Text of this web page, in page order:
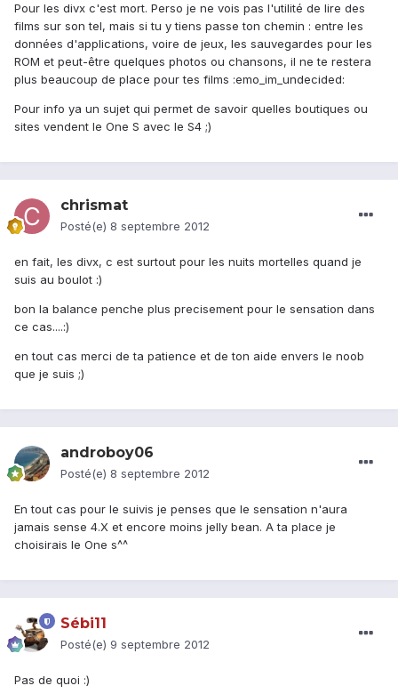
Pour les divx c'est mort. Perso je ne vois pas l'utilité de lire des
films sur son tel, mais si tu y tiens passe ton chemin : entre les
données d'applications, voire de jeux, les sauvegardes pour les
ROM et peut-être quelques photos ou chansons, il ne te restera
plus beaucoup de place pour tes films :emo_im_undecided:
Pour info ya un sujet qui permet de savoir quelles boutiques ou
sites vendent le One S avec le S4 ;)
chrismat
Posté(e) 8 septembre 2012
en fait, les divx, c est surtout pour les nuits mortelles quand je
suis au boulot :)
bon la balance penche plus precisement pour le sensation dans
ce cas....:)
en tout cas merci de ta patience et de ton aide envers le noob
que je suis ;)
androboy06
Posté(e) 8 septembre 2012
En tout cas pour le suivis je penses que le sensation n'aura
jamais sense 4.X et encore moins jelly bean. A ta place je
choisirais le One s^^
Sébi11
Posté(e) 9 septembre 2012
Pas de quoi :)